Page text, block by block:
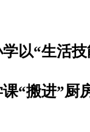
以“生活
“搬进”厨